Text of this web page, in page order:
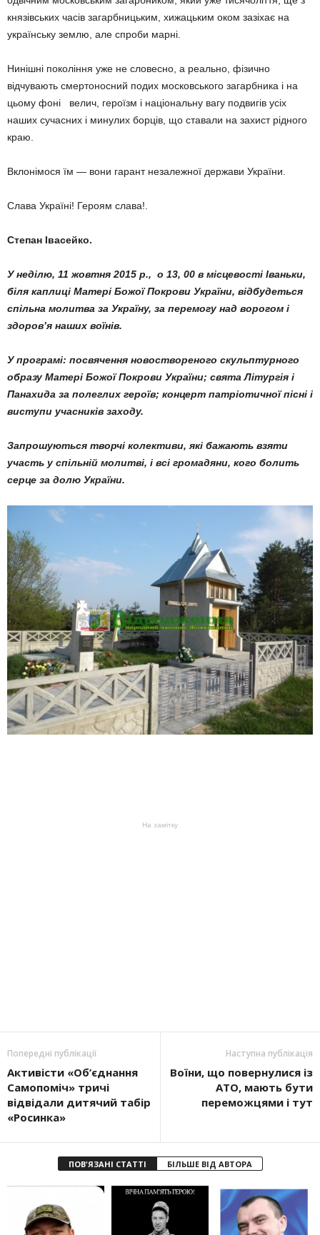
князівських часів загарбницьким, хижацьким оком зазіхає на
українську землю, але спроби марні.
Нинішні покоління уже не словесно, а реально, фізично
відчувають смертоносний подих московського загарбника і на
цьому фоні велич, героїзм і національну вагу подвигів усіх
наших сучасних і минулих борців, що ставали на захист рідного
краю.
Вклонімося їм — вони гарант незалежної держави України.
Слава Україні! Героям слава!.
Степан Івасейко.
У неділю, 11 жовтня 2015 р., о 13, 00 в місцевості Іваньки,
біля каплиці Матері Божої Покрови України, відбудеться
спільна молитва за Україну, за перемогу над ворогом і
здоров’я наших воїнів.
У програмі: посвячення новоствореного скульптурного
образу Матері Божої Покрови України; свята Літургія і
Панахида за полеглих героїв; концерт патріотичної пісні і
виступи учасників заходу.
Запрошуються творчі колективи, які бажають взяти
участь у спільній молитві, і всі громадяни, кого болить
серце за долю України.
На замітку
Попередні публікації
Активісти «Об’єднання
Самопоміч» тричі
відвідали дитячий табір
«Росинка»
Наступна публікація
Воїни, що повернулися із
АТО, мають бути
переможцями і тут
ПОВ'ЯЗАНІ СТАТТІ БІЛЬШЕ ВІД АВТОРА